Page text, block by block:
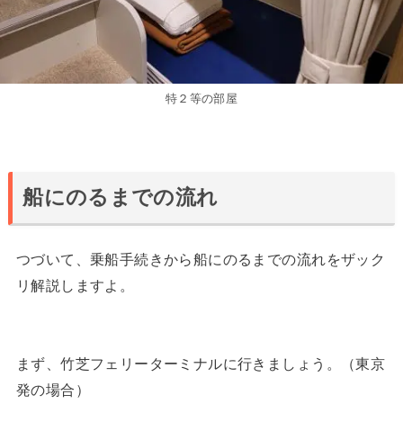
特２等の部屋
船にのるまでの流れ
つづいて、乗船手続きから船にのるまでの流れをザック
リ解説しますよ。
まず、竹芝フェリーターミナルに行きましょう。（東京
発の場合）